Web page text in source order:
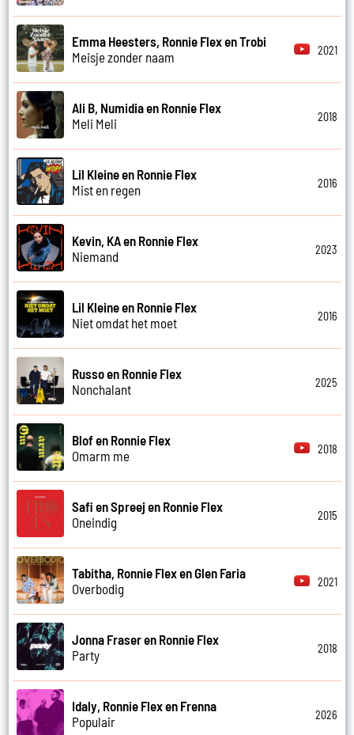
Emma Heesters, Ronnie Flex en Trobi
Meisje zonder naam
2021
Ali B, Numidia en Ronnie Flex
Meli Meli
2018
Lil Kleine en Ronnie Flex
Mist en regen
2016
Kevin, KA en Ronnie Flex
Niemand
2023
Lil Kleine en Ronnie Flex
Niet omdat het moet
2016
Russo en Ronnie Flex
Nonchalant
2025
Blof en Ronnie Flex
Omarm me
2018
Safi en Spreej en Ronnie Flex
Oneindig
2015
Tabitha, Ronnie Flex en Glen Faria
Overbodig
2021
Jonna Fraser en Ronnie Flex
Party
2018
Idaly, Ronnie Flex en Frenna
Populair
2026